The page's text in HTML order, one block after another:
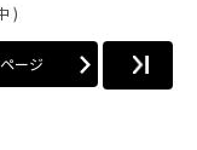
)
ージ